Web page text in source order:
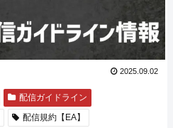
2025.09.02
配信ガイドライン
配信規約【EA】